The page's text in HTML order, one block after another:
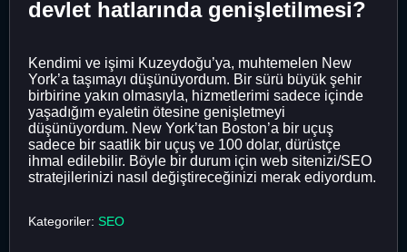
devlet hatlarında genişletilmesi?
Kendimi ve işimi Kuzeydoğu’ya, muhtemelen New
York’a taşımayı düşünüyordum. Bir sürü büyük şehir
birbirine yakın olmasıyla, hizmetlerimi sadece içinde
yaşadığım eyaletin ötesine genişletmeyi
düşünüyordum. New York’tan Boston’a bir uçuş
sadece bir saatlik bir uçuş ve 100 dolar, dürüstçe
ihmal edilebilir. Böyle bir durum için web sitenizi/SEO
stratejilerinizi nasıl değiştireceğinizi merak ediyordum.
Kategoriler: SEO